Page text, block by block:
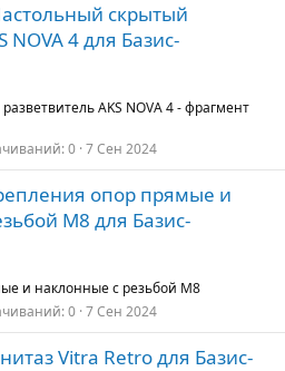
скрытый
NOVA 4 для Базис-
AKS NOVA 4 - фрагмент
0 7 Сен 2024
опор прямые и
М8 для Базис-
и наклонные с резьбой М8
0 7 Сен 2024
Vitra Retro для Базис-